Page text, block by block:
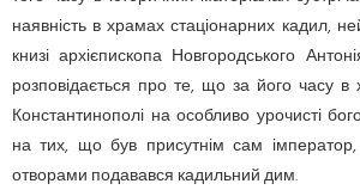
наявність в храмах стаціонарних кадил,
книзі архієпископа Новгородського
розповідається про те, що за його часу в
Константинополі на особливо урочисті
на тих, що був присутнім сам
отворами подавався кадильний дим.